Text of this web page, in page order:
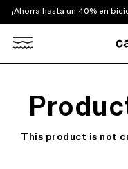
¡Ahorra hasta un 40% en
This product is not